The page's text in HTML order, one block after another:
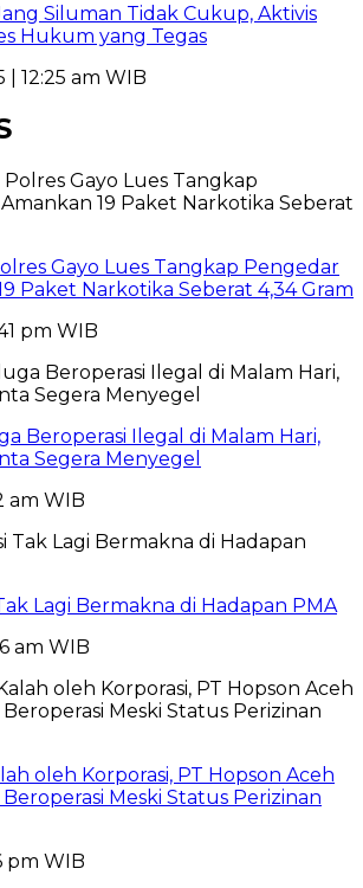
Siluman Tidak Cukup, Aktivis
Hukum yang Tegas
12:25 am WIB
Gayo Lues Tangkap Pengedar
Paket Narkotika Seberat 4,34 Gram
pm WIB
Beroperasi Ilegal di Malam Hari,
Segera Menyegel
am WIB
Lagi Bermakna di Hadapan PMA
am WIB
oleh Korporasi, PT Hopson Aceh
Meski Status Perizinan
pm WIB